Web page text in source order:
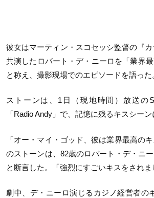
彼女はマーティン・スコセッシ監督の『カ
共演したロバート・デ・ニーロを「業界最
と称え、撮影現場でのエピソードを語った
ストーンは、 1 日（現地時間）放送の
「Radio Andy 」で、記憶に残るキスシーン
「オー・マイ・ゴッド、彼は業界最高のキ
のストーンは、 82歳のロバート・デ・ニ
と断言した。「強烈にすごいキスをされま
劇中、デ・ニーロ演じるカジノ経営者の